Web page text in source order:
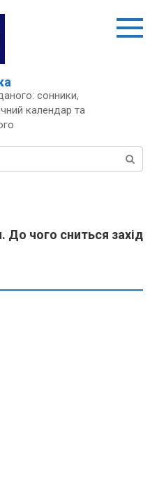
сонники,
календар та
До чого сниться захід